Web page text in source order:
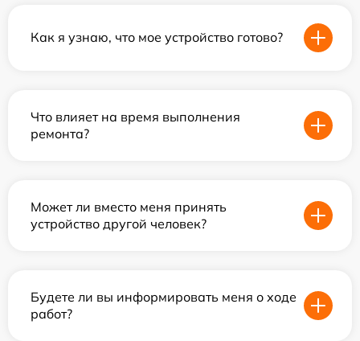
Как я узнаю, что мое устройство готово?
Что влияет на время выполнения
ремонта?
Может ли вместо меня принять
устройство другой человек?
Будете ли вы информировать меня о ходе
работ?